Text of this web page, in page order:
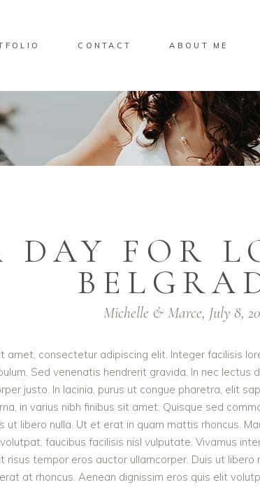
CONTACT ABOUT ME
DAY FOR
Michelle & Marce, July 8,
amet, consectetur adipiscing elit. Integer facilisis
Sed venenatis hendrerit gravida. In nec lectus
justo. In lacinia, purus ut congue pharetra, elit
in varius nibh finibus sit amet. Quisque sed
ut libero nulla. Ut et erat in quam mattis rhoncus.
faucibus facilisis nisl vulputate. Vivamus
risus tempor eros auctor ullamcorper. Duis ut
at rhoncus. Aenean dignissim eros quis elit